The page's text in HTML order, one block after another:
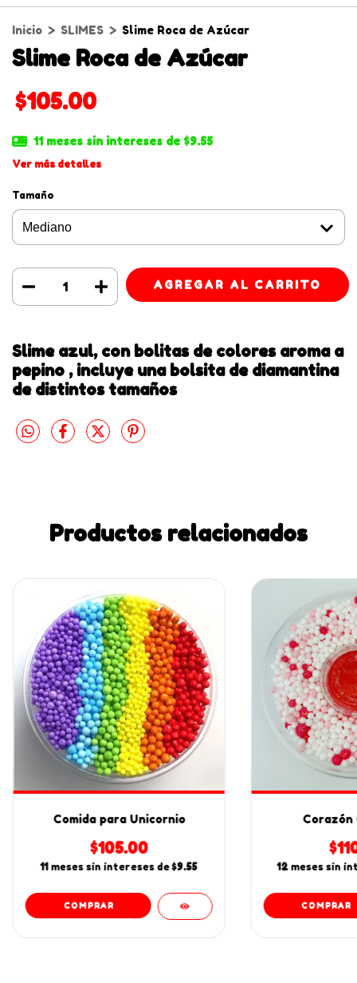
Inicio > SLIMES > Slime Roca de Azúcar
Slime Roca de Azúcar
$105.00
11 meses sin intereses de $9.55
Ver más detalles
Tamaño
Slime azul, con bolitas de colores aroma a
pepino , incluye una bolsita de diamantina
de distintos tamaños
Productos relacionados
Comida para Unicornio
$105.00
11 meses sin intereses de$9.55
Corazón
12 meses sin